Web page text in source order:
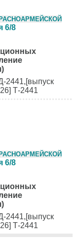
6/8
2441,[выпуск
Т-2441
6/8
2441,[выпуск
Т-2441